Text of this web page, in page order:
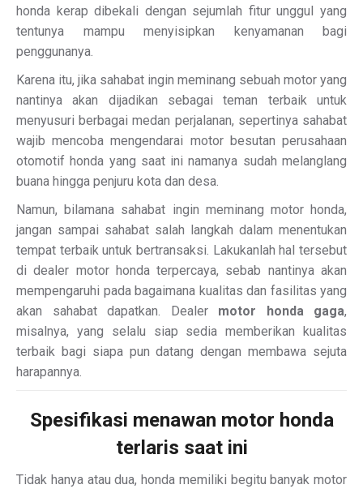
honda kerap dibekali dengan sejumlah fitur unggul yang
tentunya mampu menyisipkan kenyamanan bagi
penggunanya.
Karena itu, jika sahabat ingin meminang sebuah motor yang
nantinya akan dijadikan sebagai teman terbaik untuk
menyusuri berbagai medan perjalanan, sepertinya sahabat
wajib mencoba mengendarai motor besutan perusahaan
otomotif honda yang saat ini namanya sudah melanglang
buana hingga penjuru kota dan desa.
Namun, bilamana sahabat ingin meminang motor honda,
jangan sampai sahabat salah langkah dalam menentukan
tempat terbaik untuk bertransaksi. Lakukanlah hal tersebut
di dealer motor honda terpercaya, sebab nantinya akan
mempengaruhi pada bagaimana kualitas dan fasilitas yang
akan sahabat dapatkan. Dealer motor honda gaga,
misalnya, yang selalu siap sedia memberikan kualitas
terbaik bagi siapa pun datang dengan membawa sejuta
harapannya.
Spesifikasi menawan motor honda
terlaris saat ini
Tidak hanya atau dua, honda memiliki begitu banyak motor